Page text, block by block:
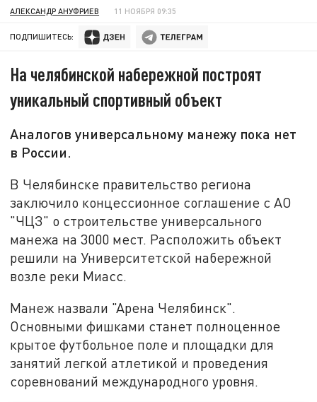
АЛЕКСАНДР АНУФРИЕВ 11 НОЯБРЯ 09:35
ПОДПИШИТЕСЬ:
На челябинской набережной построят
уникальный спортивный объект
Аналогов универсальному манежу пока нет
в России.
В Челябинске правительство региона
заключило концессионное соглашение с АО
"ЧЦЗ" о строительстве универсального
манежа на 3000 мест. Расположить объект
решили на Университетской набережной
возле реки Миасс.
Манеж назвали "Арена Челябинск".
Основными фишками станет полноценное
крытое футбольное поле и площадки для
занятий легкой атлетикой и проведения
соревнований международного уровня.